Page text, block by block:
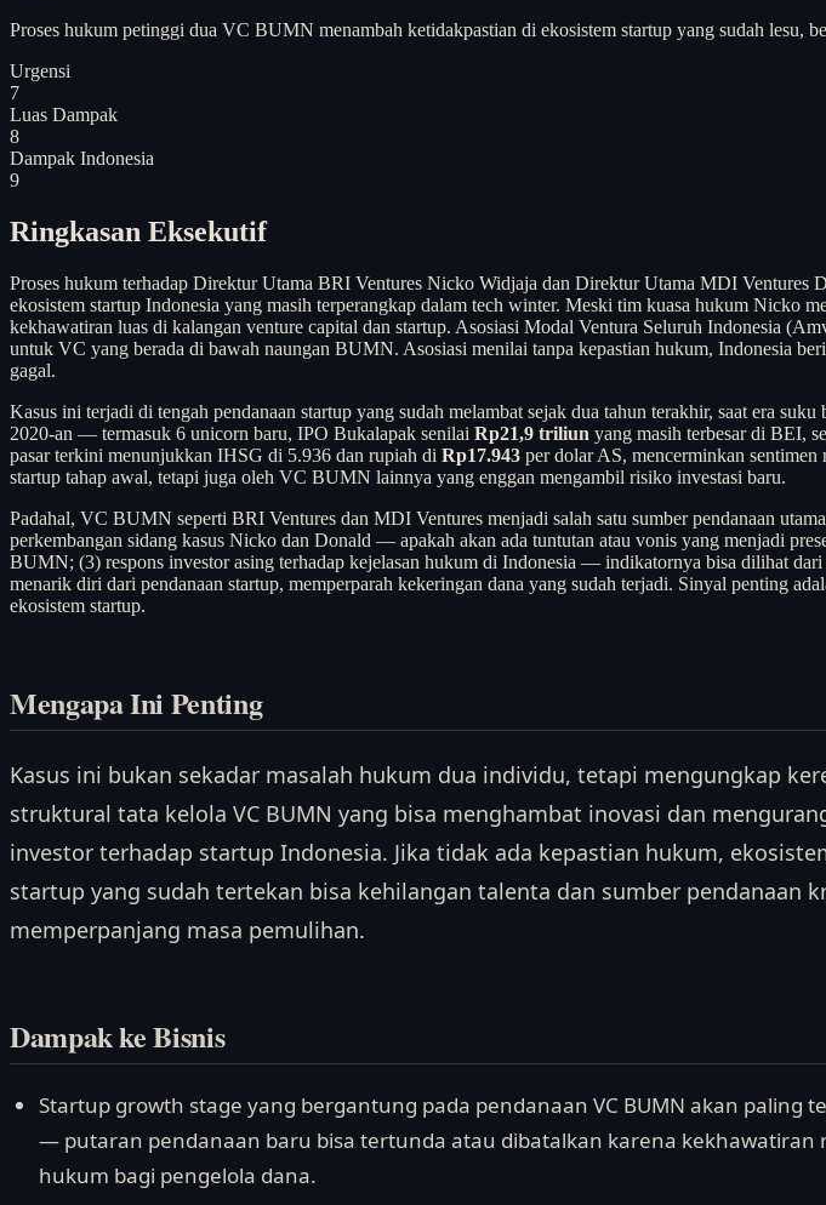
Proses hukum petinggi dua VC BUMN menambah ketidakpastian di ekosistem startup yang sudah lesu,
Urgensi
7
Luas Dampak
8
Dampak Indonesia
9
Ringkasan Eksekutif
Proses hukum terhadap Direktur Utama BRI Ventures Nicko Widjaja dan Direktur Utama MDI Ventures
ekosistem startup Indonesia yang masih terperangkap dalam tech winter. Meski tim kuasa hukum Nicko
kekhawatiran luas di kalangan venture capital dan startup. Asosiasi Modal Ventura Seluruh Indonesia
untuk VC yang berada di bawah naungan BUMN. Asosiasi menilai tanpa kepastian hukum, Indonesia
gagal.
Kasus ini terjadi di tengah pendanaan startup yang sudah melambat sejak dua tahun terakhir, saat era
2020-an — termasuk 6 unicorn baru, IPO Bukalapak senilai Rp21,9 triliun yang masih terbesar di BEI,
pasar terkini menunjukkan IHSG di 5.936 dan rupiah di Rp17.943 per dolar AS, mencerminkan
startup tahap awal, tetapi juga oleh VC BUMN lainnya yang enggan mengambil risiko investasi baru.
Padahal, VC BUMN seperti BRI Ventures dan MDI Ventures menjadi salah satu sumber pendanaan
perkembangan sidang kasus Nicko dan Donald — apakah akan ada tuntutan atau vonis yang menjadi
BUMN; (3) respons investor asing terhadap kejelasan hukum di Indonesia — indikatornya bisa dilihat
menarik diri dari pendanaan startup, memperparah kekeringan dana yang sudah terjadi. Sinyal penting
ekosistem startup.
Mengapa Ini Penting
Kasus ini bukan sekadar masalah hukum dua individu, tetapi mengungkap
struktural tata kelola VC BUMN yang bisa menghambat inovasi dan
investor terhadap startup Indonesia. Jika tidak ada kepastian hukum,
startup yang sudah tertekan bisa kehilangan talenta dan sumber pendanaan
memperpanjang masa pemulihan.
Dampak ke Bisnis
Startup growth stage yang bergantung pada pendanaan VC BUMN akan paling
— putaran pendanaan baru bisa tertunda atau dibatalkan karena kekhawatiran
hukum bagi pengelola dana.